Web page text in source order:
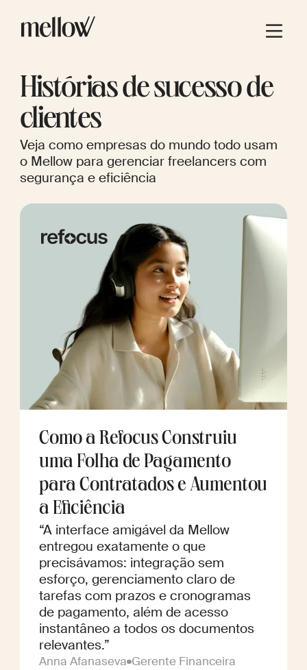
Histórias de sucesso de
clientes
Veja como empresas do mundo todo usam
o Mellow para gerenciar freelancers com
segurança e eficiência
Como a Refocus Construiu
uma Folha de Pagamento
para Contratados e Aumentou
a Eficiência
“A interface amigável da Mellow
entregou exatamente o que
precisávamos: integração sem
esforço, gerenciamento claro de
tarefas com prazos e cronogramas
de pagamento, além de acesso
instantâneo a todos os documentos
relevantes.”
Anna Afanaseva Gerente Financeira